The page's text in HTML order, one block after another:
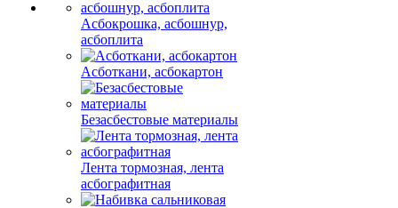
Крепеж
Подшипники
Асбокрошка, асбошнур,
асбоплита
Асботкани, асбокартон
Безасбестовые материалы